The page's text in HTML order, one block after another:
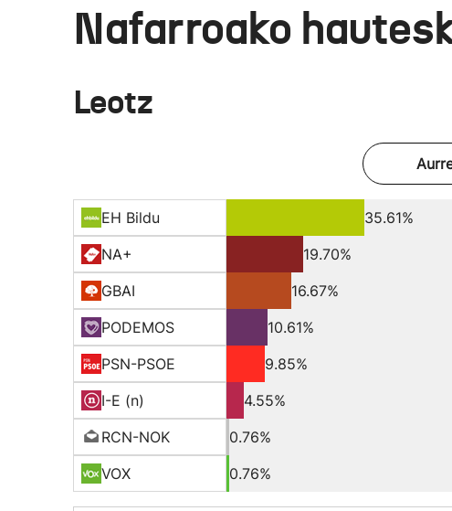
Nafarroako
Leotz
EH Bildu
35.61%
NA+
19.70%
GBAI
16.67%
PODEMOS
10.61%
PSN-PSOE
9.85%
I-E (n)
4.55%
RCN-NOK
0.76%
VOX
0.76%